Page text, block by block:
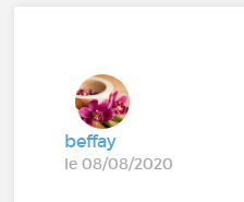
beffay
le 08/08/2020